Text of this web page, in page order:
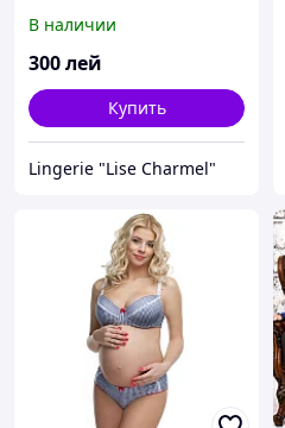
В наличии
300лей
Купить
Lingerie "Lise Charmel"